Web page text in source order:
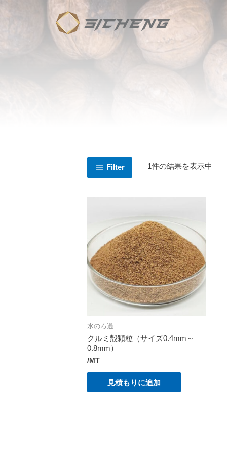
Filter 1件の結果を表示中
水のろ過
クルミ殻顆粒（サイズ0.4mm～
0.8mm）
/MT
見積もりに追加